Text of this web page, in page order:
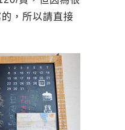
，所以請直接